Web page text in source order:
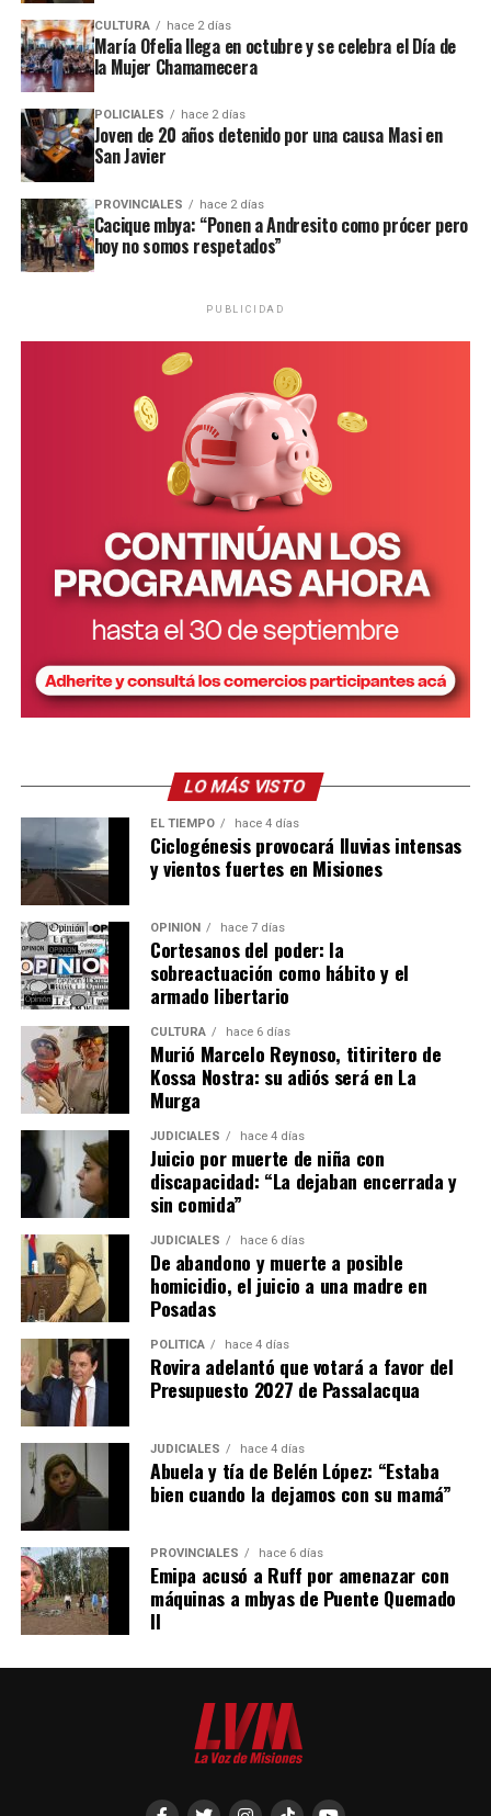
CULTURA hace 2 días
María Ofelia llega en octubre y se celebra el Día de
la Mujer Chamamecera
POLICIALES hace 2 días
Joven de 20 años detenido por una causa Masi en
San Javier
PROVINCIALES hace 2 días
Cacique mbya: “Ponen a Andresito como prócer pero
hoy no somos respetados”
PUBLICIDAD
LO MÁS VISTO
EL TIEMPO hace 4 días
Ciclogénesis provocará lluvias intensas
y vientos fuertes en Misiones
OPINIÓN hace 7 días
Cortesanos del poder: la
sobreactuación como hábito y el
armado libertario
CULTURA hace 6 días
Murió Marcelo Reynoso, titiritero de
Kossa Nostra: su adiós será en La
Murga
JUDICIALES hace 4 días
Juicio por muerte de niña con
discapacidad: “La dejaban encerrada y
sin comida”
JUDICIALES hace 6 días
De abandono y muerte a posible
homicidio, el juicio a una madre en
Posadas
POLÍTICA hace 4 días
Rovira adelantó que votará a favor del
Presupuesto 2027 de Passalacqua
JUDICIALES hace 4 días
Abuela y tía de Belén López: “Estaba
bien cuando la dejamos con su mamá”
PROVINCIALES hace 6 días
Emipa acusó a Ruff por amenazar con
máquinas a mbyas de Puente Quemado
II